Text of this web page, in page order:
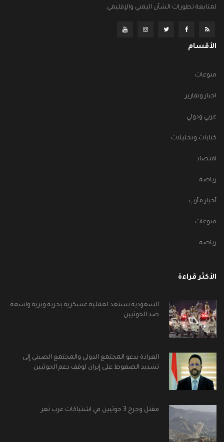
لمتابعة تطورات الشأن اليمني والإقليمي.
الأقسام
منوعات
اخبار وتقارير
عربي ودولي
كتابات وتحليلات
اقتصاد
رياضة
أخبار مأرب
منوعات
رياضة
الأكثر قراءة
السعودية تستعد لعملية عسكرية بحرية وبرية واسعة
ضد الحوثيين
العرادة يدعو المجتمع الدولي والمجتمع الصيني إلى
تشديد الضغوط على إيران لوقف دعم الحوثيين
مقتل وجرح 3 حوثيين في اشتباكات غرب تعز